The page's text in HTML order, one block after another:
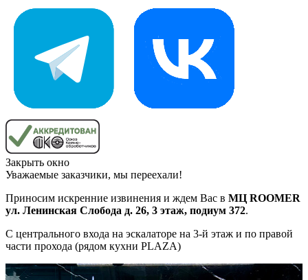
Закрыть окно
Уважаемые заказчики, мы переехали!
Приносим искренние извинения и ждем Вас в МЦ ROOMER
ул. Ленинская Слобода д. 26, 3 этаж, подиум 372.
С центрального входа на эскалаторе на 3-й этаж и по правой
части прохода (рядом кухни PLAZA)